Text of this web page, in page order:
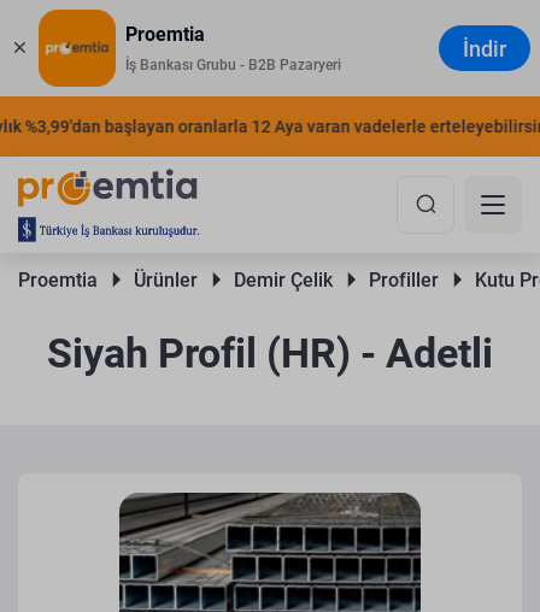
Proemtia
İş Bankası Grubu - B2B Pazaryeri
İndir
başlayan oranlarla 12 Aya varan vadelerle erteleyebilirsiniz.
Proemtia Ürünler Demir Çelik Profiller Kutu
Siyah Profil (HR) - Adetli